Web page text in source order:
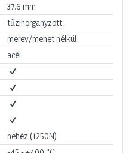
37.6 mm
tűzihorganyzott
merev/menet nélkül
acél
nehéz (1250N)